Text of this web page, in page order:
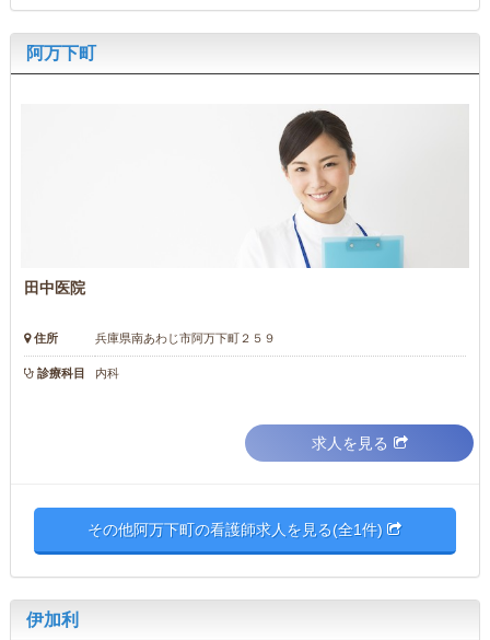
阿万下町
田中医院
住所 兵庫県南あわじ市阿万下町２５９
診療科目 内科
求人を見る
その他阿万下町の看護師求人を見る(全1件)
伊加利